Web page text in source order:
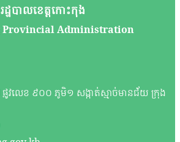
រដ្ឋបាលខេត្តកោះកុង
Provincial Administration
លូវលេខ ៩០០ ភូមិ១ សង្កាត់ស្មាច់មានជ័យ ក្រុង